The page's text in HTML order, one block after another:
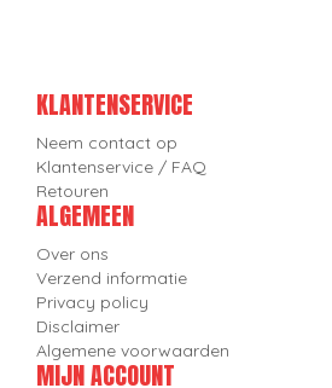
KLANTENSERVICE
Neem contact op
Klantenservice / FAQ
Retouren
ALGEMEEN
Over ons
Verzend informatie
Privacy policy
Disclaimer
Algemene voorwaarden
MIJN ACCOUNT